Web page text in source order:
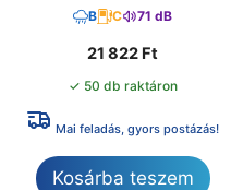
B C 71 dB
21 822 Ft
✓ 50 db raktáron
Mai feladás, gyors postázás!
Kosárba teszem